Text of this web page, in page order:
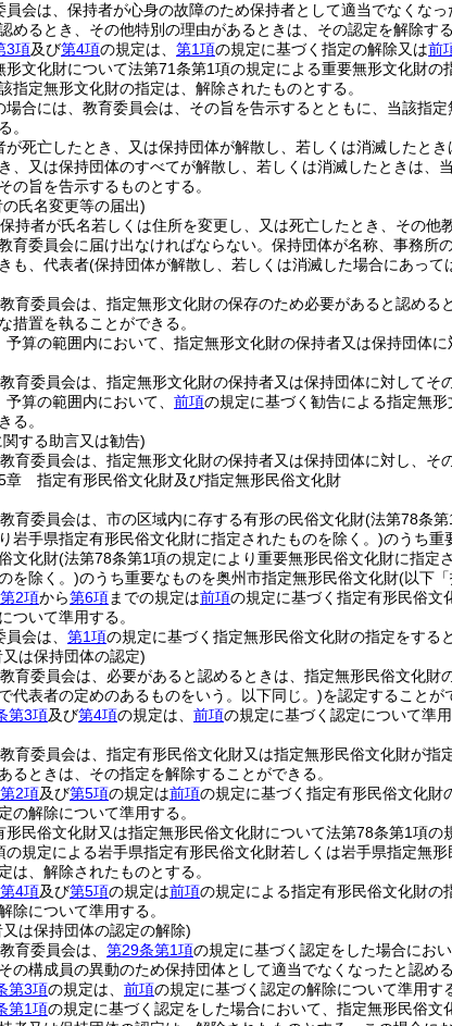
員会は、保持者が心身の故障のため保持者として適当でなくな
めるとき、その他特別の理由があるときは、その認定を解除す
3項及び第4項の規定は、 第1項の規定に基づく指定の解除又は前
形文化財について法第71条第1項の規定による重要無形文化財
指定無形文化財の指定は、解除されたものとする。
場合には、教育委員会は、その旨を告示するとともに、当該指
。
が死亡したとき、又は保持団体が解散し、若しくは消滅したと
、又は保持団体のすべてが解散し、若しくは消滅したときは、
の旨を告示するものとする。
氏名変更等の届出)
保持者が氏名若しくは住所を変更し、又は死亡したとき、その
育委員会に届け出なければならない。 保持団体が名称、事務所
も、代表者(保持団体が解散し、若しくは消滅した場合にあって
教育委員会は、指定無形文化財の保存のため必要があると認め
措置を執ることができる。
予算の範囲内において、指定無形文化財の保持者又は保持団体
教育委員会は、指定無形文化財の保持者又は保持団体に対してそ
予算の範囲内において、 前項の規定に基づく勧告による指定無
る。
する助言又は勧告)
教育委員会は、指定無形文化財の保持者又は保持団体に対し、そ
章
指定有形民俗文化財及び指定無形民俗文化財
教育委員会は、市の区域内に存する有形の民俗文化財(法第78条
岩手県指定有形民俗文化財に指定されたものを除く。)のうち重
文化財(法第78条第1項の規定により重要無形民俗文化財に指定
を除く。)のうち重要なものを奥州市指定無形民俗文化財(以下
2項から第6項までの規定は前項の規定に基づく指定有形民俗文
ついて準用する。
会は、 第1項の規定に基づく指定無形民俗文化財の指定をする
は保持団体の認定)
教育委員会は、必要があると認めるときは、指定無形民俗文化財
代表者の定めのあるものをいう。以下同じ。)を認定することが
第3項及び第4項の規定は、 前項の規定に基づく認定について準用
教育委員会は、指定有形民俗文化財又は指定無形民俗文化財が
るときは、その指定を解除することができる。
2項及び第5項の規定は前項の規定に基づく指定有形民俗文化財
の解除について準用する。
形民俗文化財又は指定無形民俗文化財について法第78条第1項
の規定による岩手県指定有形民俗文化財若しくは岩手県指定無
は、解除されたものとする。
4項及び第5項の規定は前項の規定による指定有形民俗文化財の
除について準用する。
は保持団体の認定の解除)
教育委員会は、 第29条第1項の規定に基づく認定をした場合にお
の構成員の異動のため保持団体として適当でなくなったと認め
第3項の規定は、 前項の規定に基づく認定の解除について準用す
第1項の規定に基づく認定をした場合において、指定無形民俗文